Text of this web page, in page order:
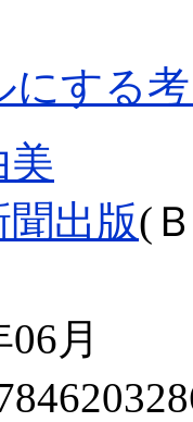
にする
美
出版(
月